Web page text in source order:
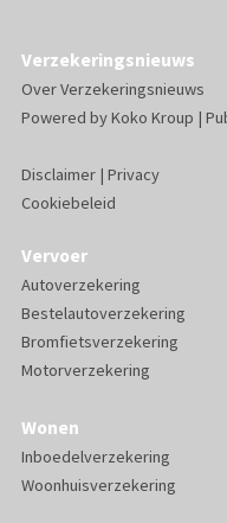
Verzekeringsnieuws
Over Verzekeringsnieuws
Powered byKoko Kroup |
Disclaimer| Privacy
Cookiebeleid
Vervoer
Autoverzekering
Bestelautoverzekering
Bromfietsverzekering
Motorverzekering
Wonen
Inboedelverzekering
Woonhuisverzekering